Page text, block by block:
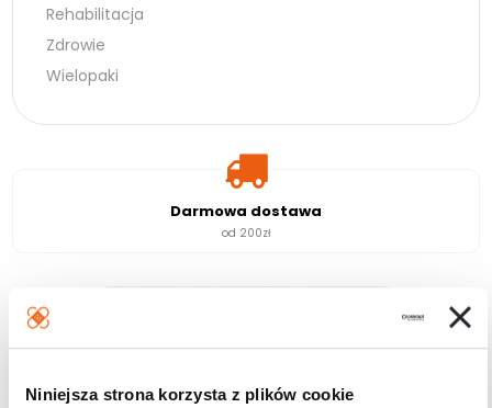
Niniejsza strona korzysta z plików cookie
Rehabilitacja
Zdrowie
Wielopaki
Darmowa dostawa
od 200zł